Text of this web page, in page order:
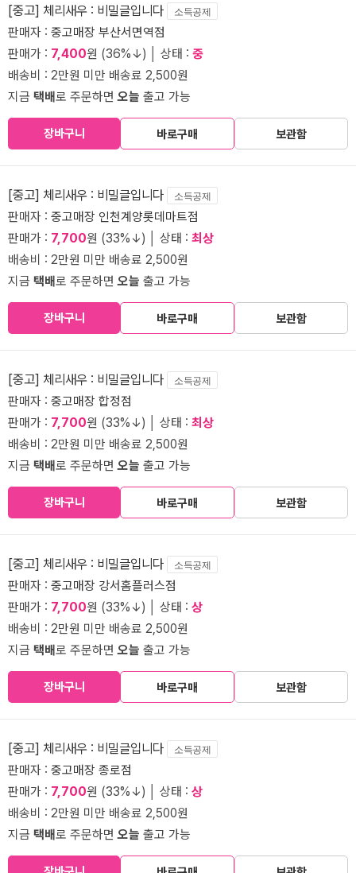
[중고] 체리새우 : 비밀글입니다 소득공제
판매자 : 중고매장 부산서면역점
판매가 : 7,400원 (36%↓) │ 상태 : 중
배송비 : 2만원 미만 배송료 2,500원
지금 택배로 주문하면오늘 출고 가능
장바구니 바로구매 보관함
[중고] 체리새우 : 비밀글입니다 소득공제
판매자 : 중고매장 인천계양롯데마트점
판매가 : 7,700원 (33%↓) │ 상태 : 최상
배송비 : 2만원 미만 배송료 2,500원
지금 택배로 주문하면오늘 출고 가능
장바구니 바로구매 보관함
[중고] 체리새우 : 비밀글입니다 소득공제
판매자 : 중고매장 합정점
판매가 : 7,700원 (33%↓) │ 상태 : 최상
배송비 : 2만원 미만 배송료 2,500원
지금 택배로 주문하면오늘 출고 가능
장바구니 바로구매 보관함
[중고] 체리새우 : 비밀글입니다 소득공제
판매자 : 중고매장 강서홈플러스점
판매가 : 7,700원 (33%↓) │ 상태 : 상
배송비 : 2만원 미만 배송료 2,500원
지금 택배로 주문하면오늘 출고 가능
장바구니 바로구매 보관함
[중고] 체리새우 : 비밀글입니다 소득공제
판매자 : 중고매장 종로점
판매가 : 7,700원 (33%↓) │ 상태 : 상
배송비 : 2만원 미만 배송료 2,500원
지금 택배로 주문하면오늘 출고 가능